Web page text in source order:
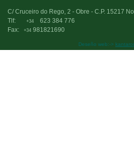
C/ Cruceiro do Rego, 2 - Obre - C.P. 15217
Tlf:
+34
623 384 776
Fax:
+34 981821690
Deseño web:->